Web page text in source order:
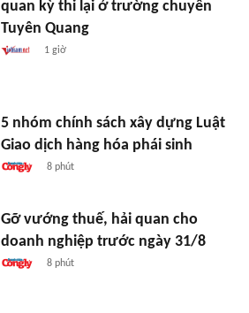
quan kỳ thi lại ở trường chuyên
Tuyên Quang
1 giờ
5 nhóm chính sách xây dựng Luật
Giao dịch hàng hóa phái sinh
8 phút
Gỡ vướng thuế, hải quan cho
doanh nghiệp trước ngày 31/8
8 phút